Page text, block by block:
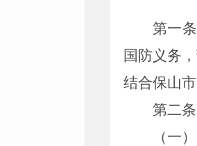
第一条
国防义务
结合保山市
第二条
（一